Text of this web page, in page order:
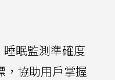
眠監測準確度
，協助用戶掌握